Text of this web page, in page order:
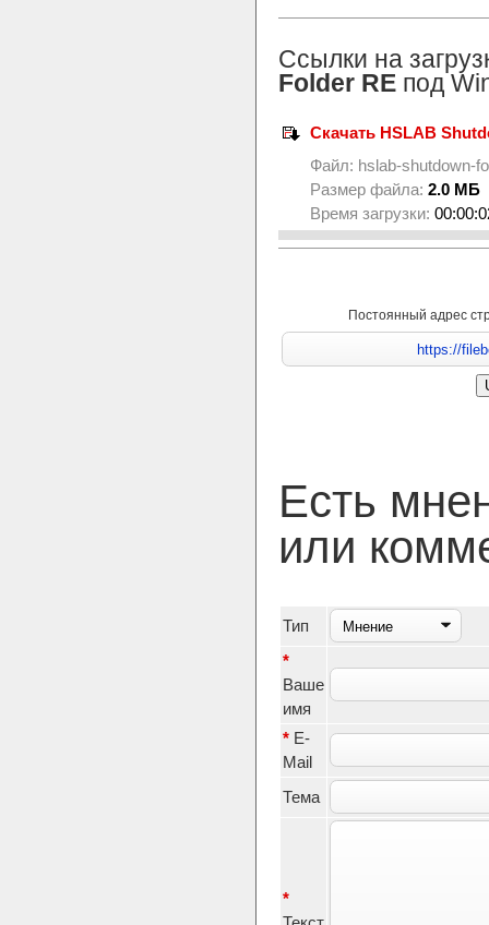
Ссылки на
Folder RE под
Скачать HSLAB
Файл: hslab-shutdown-
Размер файла: 2.0 МБ
Время загрузки:
Постоянный адрес
Есть
или
Тип
*
Ваше
имя
* E-
Mail
Тема
*